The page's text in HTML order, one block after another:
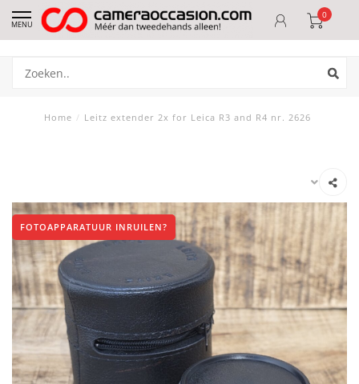
MENU
0
Home / Leitz extender 2x for Leica R3 and R4 nr. 2626
FOTOAPPARATUUR INRUILEN?